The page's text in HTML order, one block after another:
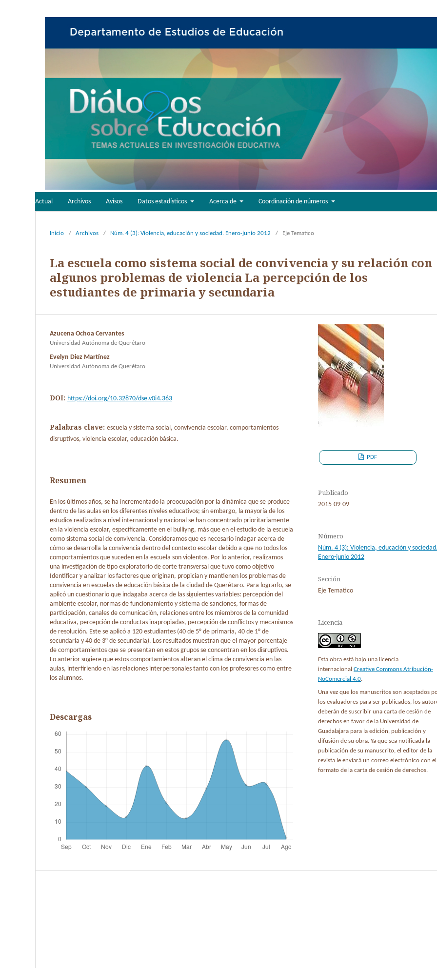
Actual Archivos Avisos Datos estadísticos Acerca de Coordinación de números
Inicio / Archivos / Núm. 4 (3): Violencia, educación y sociedad. Enero-junio 2012 / Eje Tematico
La escuela como sistema social de convivencia y su relación con
algunos problemas de violencia La percepción de los
estudiantes de primaria y secundaria
Azucena Ochoa Cervantes
Universidad Autónoma de Querétaro
Evelyn Diez Martínez
Universidad Autónoma de Querétaro
DOI: https://doi.org/10.32870/dse.v0i4.363
Palabras clave: escuela y sistema social, convivencia escolar, comportamientos
disruptivos, violencia escolar, educación básica.
Resumen
En los últimos años, se ha incrementado la preocupación por la dinámica que se produce
dentro de las aulas en los diferentes niveles educativos; sin embargo, la mayoría de los
estudios realizados a nivel internacional y nacional se han concentrado prioritariamente
en la violencia escolar, específicamente en el bulliyng, más que en el estudio de la escuela
como sistema social de convivencia. Consideramos que es necesario indagar acerca de
cómo se desarrolla la convivencia dentro del contexto escolar debido a que no todos los
comportamientos que suceden en la escuela son violentos. Por lo anterior, realizamos
una investigación de tipo exploratorio de corte transversal que tuvo como objetivo
Identificar y analizar los factores que originan, propician y mantienen los problemas de
convivencia en escuelas de educación básica de la ciudad de Querétaro. Para lograrlo, se
aplicó un cuestionario que indagaba acerca de las siguientes variables: percepción del
ambiente escolar, normas de funcionamiento y sistema de sanciones, formas de
participación, canales de comunicación, relaciones entre los miembros de la comunidad
educativa, percepción de conductas inapropiadas, percepción de conflictos y mecanismos
de resolución. Este se aplicó a 120 estudiantes (40 de 5° de primaria, 40 de 1° de
secundaria y 40 de 3° de secundaria). Los resultados muestran que el mayor porcentaje
de comportamientos que se presentan en estos grupos se concentran en los disruptivos.
Lo anterior sugiere que estos comportamientos alteran el clima de convivencia en las
aulas, interfiriendo en las relaciones interpersonales tanto con los profesores como entre
los alumnos.
Descargas
PDF
Publicado
2015-09-09
Número
Núm. 4 (3): Violencia, educación y sociedad.
Enero-junio 2012
Sección
Eje Tematico
Licencia
Esta obra está bajo una licencia
internacional Creative Commons Atribución-
NoComercial 4.0.
Una vez que los manuscritos son aceptados
los evaluadores para ser publicados, los
deberán de suscribir una carta de cesión de
derechos en favor de la Universidad de
Guadalajara para la edición, publicación y
difusión de su obra. Ya que sea notificada la
publicación de su manuscrito, el editor de la
revista le enviará un correo electrónico con el
formato de la carta de cesión de derechos.